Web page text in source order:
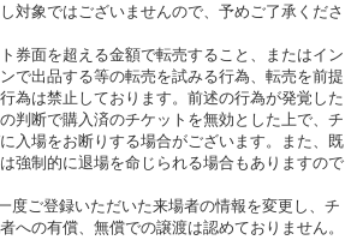
対象ではございませんので、予めご了承くださ
券面を超える金額で転売すること、またはイン
で出品する等の転売を試みる行為、転売を前提
為は禁止しております。前述の行為が発覚した
判断で購入済のチケットを無効とした上で、チ
入場をお断りする場合がございます。また、既
強制的に退場を命じられる場合もありますので
度ご登録いただいた来場者の情報を変更し、チ
への有償、無償での譲渡は認めておりません。